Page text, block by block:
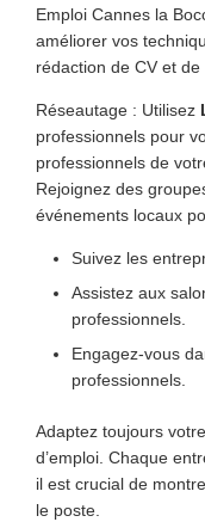
Emploi Cannes la
améliorer vos
rédaction de CV et
Réseautage : Utilisez
professionnels pour
professionnels de
Rejoignez des
événements locaux
Suivez les
Assistez aux
professionnels.
Engagez-vous
professionnels.
Adaptez toujours
d’emploi. Chaque
il est crucial de
le poste.